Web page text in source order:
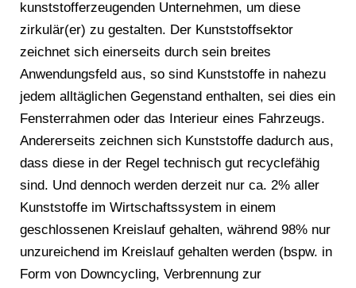
kunststofferzeugenden Unternehmen, um diese
zirkulär(er) zu gestalten. Der Kunststoffsektor
zeichnet sich einerseits durch sein breites
Anwendungsfeld aus, so sind Kunststoffe in nahezu
jedem alltäglichen Gegenstand enthalten, sei dies ein
Fensterrahmen oder das Interieur eines Fahrzeugs.
Andererseits zeichnen sich Kunststoffe dadurch aus,
dass diese in der Regel technisch gut recyclefähig
sind. Und dennoch werden derzeit nur ca. 2% aller
Kunststoffe im Wirtschaftssystem in einem
geschlossenen Kreislauf gehalten, während 98% nur
unzureichend im Kreislauf gehalten werden (bspw. in
Form von Downcycling, Verbrennung zur